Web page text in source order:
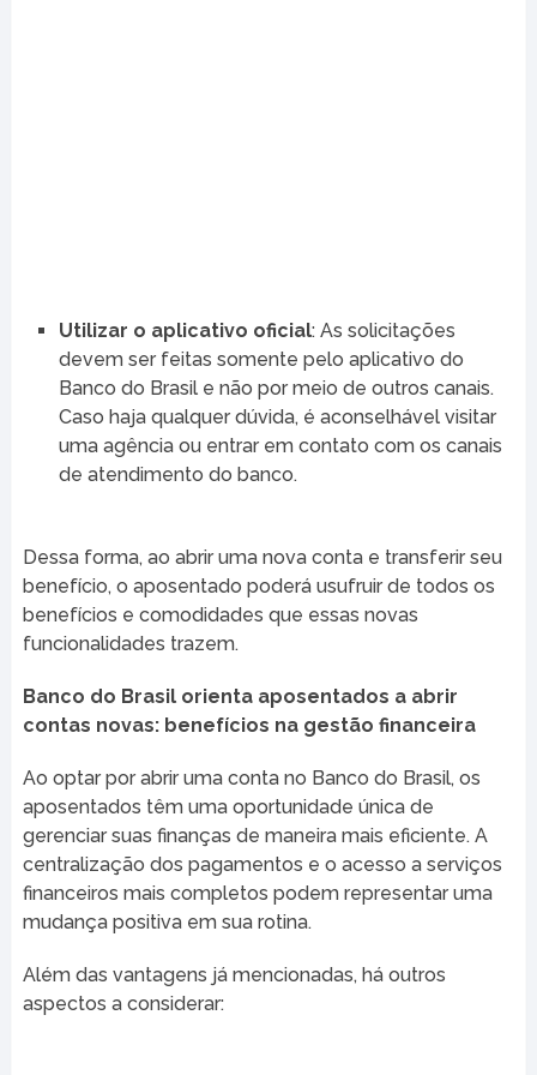
Utilizar o aplicativo oficial: As solicitações
devem ser feitas somente pelo aplicativo do
Banco do Brasil e não por meio de outros canais.
Caso haja qualquer dúvida, é aconselhável visitar
uma agência ou entrar em contato com os canais
de atendimento do banco.
Dessa forma, ao abrir uma nova conta e transferir seu
benefício, o aposentado poderá usufruir de todos os
benefícios e comodidades que essas novas
funcionalidades trazem.
Banco do Brasil orienta aposentados a abrir
contas novas: benefícios na gestão financeira
Ao optar por abrir uma conta no Banco do Brasil, os
aposentados têm uma oportunidade única de
gerenciar suas finanças de maneira mais eficiente. A
centralização dos pagamentos e o acesso a serviços
financeiros mais completos podem representar uma
mudança positiva em sua rotina.
Além das vantagens já mencionadas, há outros
aspectos a considerar: